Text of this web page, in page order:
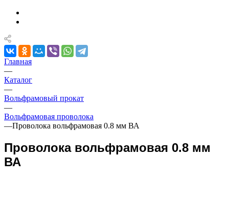
Главная
—
Каталог
—
Вольфрамовый прокат
—
Вольфрамовая проволока
—Проволока вольфрамовая 0.8 мм ВА
Проволока вольфрамовая 0.8 мм
ВА